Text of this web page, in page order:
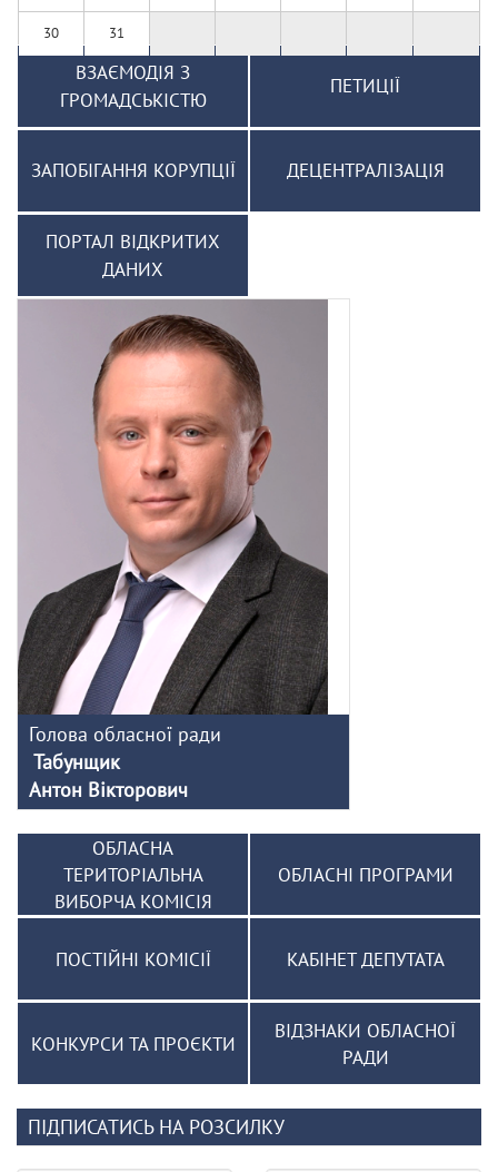
30 31
ВЗАЄМОДІЯ З
ГРОМАДСЬКІСТЮ
ПЕТИЦІЇ
ЗАПОБІГАННЯ КОРУПЦІЇ ДЕЦЕНТРАЛІЗАЦІЯ
ПОРТАЛ ВІДКРИТИХ
ДАНИХ
Голова обласної ради
Табунщик
Антон Вікторович
ОБЛАСНА
ТЕРИТОРІАЛЬНА
ВИБОРЧА КОМІСІЯ
ОБЛАСНІ ПРОГРАМИ
ПОСТІЙНІ КОМІСІЇ КАБІНЕТ ДЕПУТАТА
КОНКУРСИ ТА ПРОЄКТИ
ВІДЗНАКИ ОБЛАСНОЇ
РАДИ
ПІДПИСАТИСЬ НА РОЗСИЛКУ